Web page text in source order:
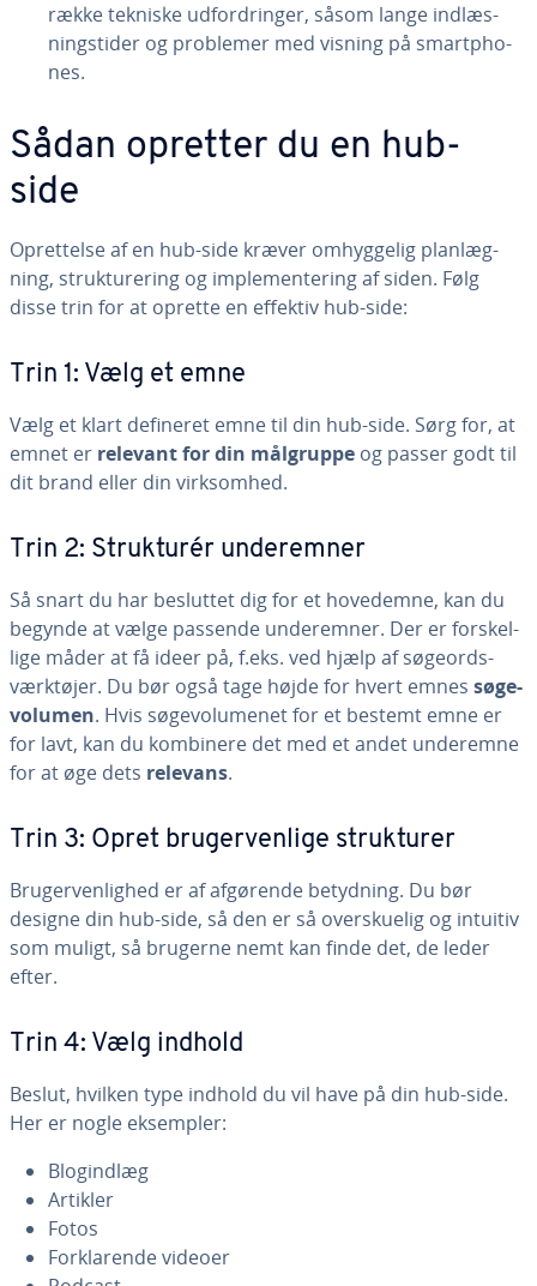
række tekniske ud­for­drin­ger, såsom lange ind­læs­
ning­sti­der og problemer med visning på smartp­ho­
nes.
Sådan opretter du en hub-
side
Op­ret­tel­se af en hub-side kræver om­hyg­ge­lig plan­læg­
ning, struk­tu­re­ring og im­ple­men­te­ring af siden. Følg
disse trin for at oprette en effektiv hub-side:
Trin 1: Vælg et emne
Vælg et klart defineret emne til din hub-side. Sørg for, at
emnet er relevant for din målgruppe og passer godt til
dit brand eller din virk­som­hed.
Trin 2: Struk­turér un­de­rem­ner
Så snart du har besluttet dig for et hovedemne, kan du
begynde at vælge passende un­de­rem­ner. Der er for­skel­
li­ge måder at få ideer på, f.eks. ved hjælp af sø­ge­ord­s­
værk­tø­jer. Du bør også tage højde for hvert emnes sø­ge­
vo­lu­men. Hvis sø­ge­vo­lu­me­net for et bestemt emne er
for lavt, kan du kombinere det med et andet underemne
for at øge dets relevans.
Trin 3: Opret bru­ger­ven­li­ge struk­tu­rer
Bru­ger­ven­lig­hed er af afgørende betydning. Du bør
designe din hub-side, så den er så over­sku­e­lig og intuitiv
som muligt, så brugerne nemt kan finde det, de leder
efter.
Trin 4: Vælg indhold
Beslut, hvilken type indhold du vil have på din hub-side.
Her er nogle eksempler:
Blo­gind­læg
Artikler
Fotos
For­kla­ren­de videoer